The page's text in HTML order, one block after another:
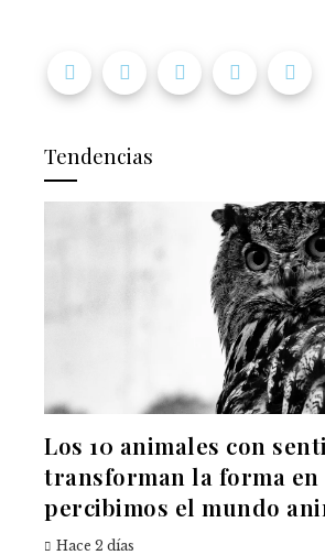
Tendencias
Los 10 animales con
transforman la forma en
percibimos el mundo
Hace 2 días